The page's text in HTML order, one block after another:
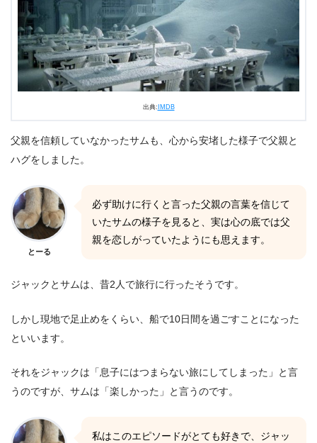
出典: IMDB
父親を信頼していなかったサムも、心から安堵した様子で父親と
ハグをしました。
とーる
必ず助けに行くと言った父親の言葉を信じて
いたサムの様子を見ると、実は心の底では父
親を恋しがっていたようにも思えます。
ジャックとサムは、昔2人で旅行に行ったそうです。
しかし現地で足止めをくらい、船で10日間を過ごすことになった
といいます。
それをジャックは「息子にはつまらない旅にしてしまった」と言
うのですが、サムは「楽しかった」と言うのです。
私はこのエピソードがとても好きで、ジャッ